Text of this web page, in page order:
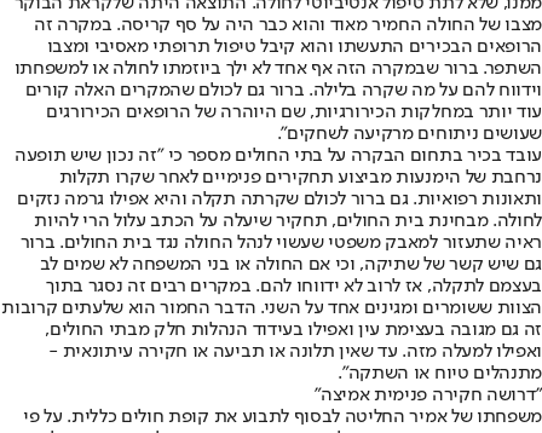
מצבו של החולה החמיר מאוד והוא כבר היה על סף קריסה. במקרה זה
הרופאים הבכירים התעשתו והוא קיבל טיפול תרופתי מאסיבי ומצבו
השתפר. ברור שבמקרה הזה אף אחד לא ילך ביוזמתו לחולה או למשפחתו
וידווח להם על מה שקרה בלילה. ברור גם לכולם שהמקרים האלה קורים
עוד יותר במחלקות הכירורגיות, שם היוהרה של הרופאים הכירורגים
שעושים ניתוחים מרקיעה לשחקים".
עובד בכיר בתחום הבקרה על בתי החולים מספר כי "זה נכון שיש תופעה
נרחבת של הימנעות מביצוע תחקירים פנימיים לאחר שקרו תקלות
ותאונות רפואיות. גם ברור לכולם שקרתה תקלה והיא אפילו גרמה נזקים
לחולה. מבחינת בית החולים, תחקיר שיעלה על הכתב עלול הרי להיות
ראיה שתעזור למאבק משפטי שעשוי לנהל החולה נגד בית החולים. ברור
גם שיש קשר של שתיקה, וכי אם החולה או בני המשפחה לא שמים לב
בעצמם לתקלה, אז לרוב לא ידווחו להם. במקרים רבים זה נסגר בתוך
הצוות ששומרים ומגינים אחד על השני. הדבר החמור הוא שלעתים קרובות
זה גם מגובה בעצימת עין ואפילו בעידוד הנהלות חלק מבתי החולים,
ואפילו למעלה מזה. עד שאין תלונה או תביעה או חקירה עיתונאית -
מתנהלים טיוח או השתקה".
"דרושה חקירה פנימית אמיצה"
משפחתו של אמיר החליטה לבסוף לתבוע את קופת חולים כללית. על פי